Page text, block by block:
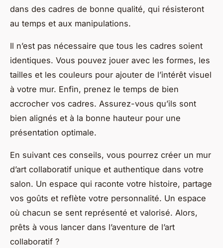
dans des cadres de bonne qualité, qui résisteront
au temps et aux manipulations.
Il n’est pas nécessaire que tous les cadres soient
identiques. Vous pouvez jouer avec les formes, les
tailles et les couleurs pour ajouter de l’intérêt visuel
à votre mur. Enfin, prenez le temps de bien
accrocher vos cadres. Assurez-vous qu’ils sont
bien alignés et à la bonne hauteur pour une
présentation optimale.
En suivant ces conseils, vous pourrez créer un mur
d’art collaboratif unique et authentique dans votre
salon. Un espace qui raconte votre histoire, partage
vos goûts et reflète votre personnalité. Un espace
où chacun se sent représenté et valorisé. Alors,
prêts à vous lancer dans l’aventure de l’art
collaboratif ?